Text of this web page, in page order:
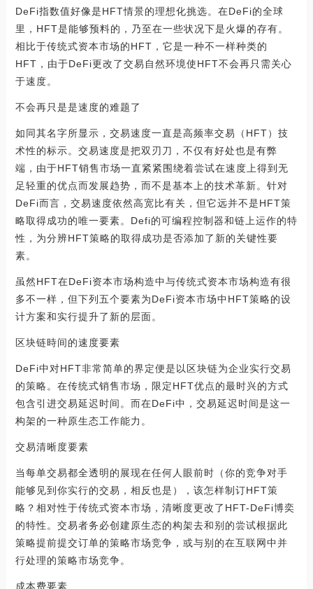
DeFi指数值好像是HFT情景的理想化挑选。在DeFi的全球
里，HFT是能够预料的，乃至在一些状况下是火爆的存有。
相比于传统式资本市场的HFT，它是一种不一样种类的
HFT，由于DeFi更改了交易自然环境使HFT不会再只需关心
于速度。
不会再只是是速度的难题了
如同其名字所显示，交易速度一直是高频率交易（HFT）技
术性的标示。交易速度是把双刃刀，不仅有好处也是有弊
端，由于HFT销售市场一直紧紧围绕着尝试在速度上得到无
足轻重的优点而发展趋势，而不是基本上的技术革新。针对
DeFi而言，交易速度依然高宽比有关，但它远并不是HFT策
略取得成功的唯一要素。Defi的可编程控制器和链上运作的特
性，为分辨HFT策略的取得成功是否添加了新的关键性要
素。
虽然HFT在DeFi资本市场构造中与传统式资本市场构造有很
多不一样，但下列五个要素为DeFi资本市场中HFT策略的设
计方案和实行提升了新的层面。
区块链時间的速度要素
DeFi中对HFT非常简单的界定便是以区块链为企业实行交易
的策略。在传统式销售市场，限定HFT优点的最时兴的方式
包含引进交易延迟时间。而在DeFi中，交易延迟时间是这一
构架的一种原生态工作能力。
交易清晰度要素
当每单交易都全透明的展现在任何人眼前时（你的竞争对手
能够见到你实行的交易，相反也是），该怎样制订HFT策
略？相对性于传统式资本市场，清晰度更改了HFT-DeFi博奕
的特性。交易者务必创建原生态的构架去和别的尝试根据此
策略提前提交订单的策略市场竞争，或与别的在互联网中并
行处理的策略市场竞争。
成本费要素